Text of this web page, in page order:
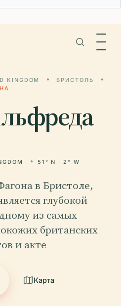
KINGDOM
БРИСТОЛЬ
51° N · 2° W
в Бристоле,
глубокой
из самых
британских
и акте
Карта